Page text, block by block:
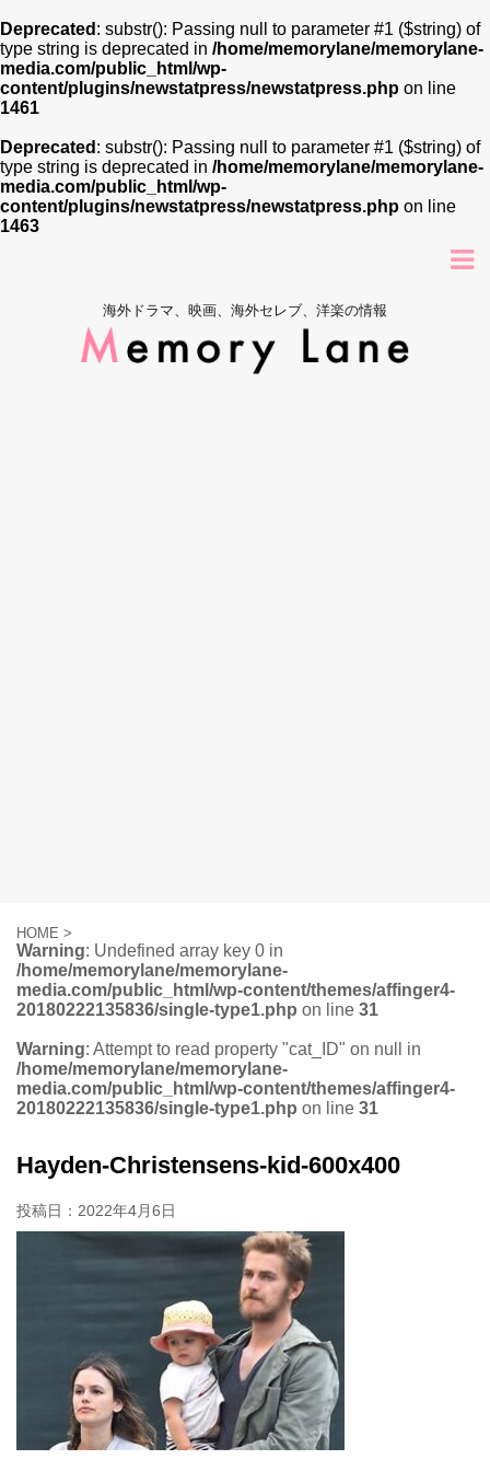
Deprecated : substr(): Passing null to parameter #1 ($string) of
type string is deprecated in /home/memorylane/memorylane-
media.com/public_html/wp-
content/plugins/newstatpress/newstatpress.php on line
1461
Deprecated : substr(): Passing null to parameter #1 ($string) of
type string is deprecated in /home/memorylane/memorylane-
media.com/public_html/wp-
content/plugins/newstatpress/newstatpress.php on line
1463
海外ドラマ、映画、海外セレブ、洋楽の情報
HOME >
Warning: Undefined array key 0 in
/home/memorylane/memorylane-
media.com/public_html/wp-content/themes/affinger4-
20180222135836/single-type1.php on line 31
Warning: Attempt to read property "cat_ID" on null in
/home/memorylane/memorylane-
media.com/public_html/wp-content/themes/affinger4-
20180222135836/single-type1.php on line 31
Hayden-Christensens-kid-600x400
投稿日： 2022年4月6日